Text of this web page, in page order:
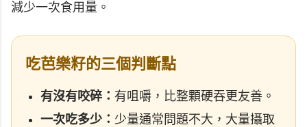
減少一次食用量。
吃芭樂籽的三個判斷點
有沒有咬碎： 有咀嚼，比整顆硬吞更友善。
一次吃多少： 少量通常問題不大，大量攝取